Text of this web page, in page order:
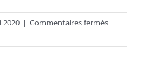
2020 | Commentaires ferméssur
d’attaque